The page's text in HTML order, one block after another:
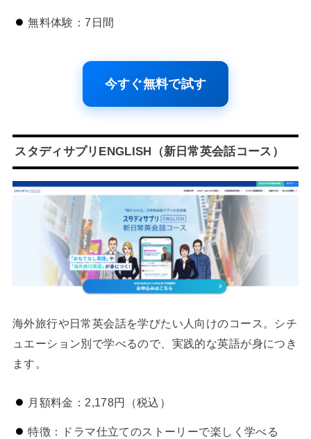
無料体験：7日間
今すぐ無料で試す
スタディサプリENGLISH（新日常英会話コース）
海外旅行や日常英会話を学びたい人向けのコース。シチ
ュエーション別で学べるので、実践的な英語が身につき
ます。
月額料金：2,178円（税込）
特徴：ドラマ仕立てのストーリーで楽しく学べる